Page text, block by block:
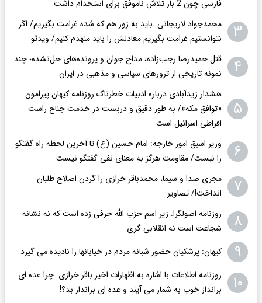
فارسی چون 2 بار تلاش ناموفق برای استخدام داشت
۳
محمدجواد لاریجانی: باید به زور هم که شده غرامت بگیریم/ اگر
نتوانستیم غرامت بگیریم معادلش را باید منهدم کنیم/ ویدئو
۴
قتل حمیدرضا رجب‌زاده، مداح جوان و پرونده‌های حل‌نشده؛ چند
نمونه تاریخی از ترورهای سیاسی و مذهبی در ایران
۵
هشدار زیدآبادی درباره ادبیات خطرناک روزنامه کیهان پیرامون
«توافق مکه»/ به طور دقیق و دربست در خدمت جناح راست
افراطی اسرائیل است
۶
وزیر اسبق امور خارجه: امام حسین (ع) تا آخرین لحظه راه گفتگو
را نبست/ مقاومت هرگز به معنای نفی گفتگو نیست
۷
مجری صدا و سیما، محمدباقر خرازی را گردن اصلاح طلبان
انداخت!/ تصاویر
۸
روزنامه اصولگرا: زیر اسم حزب الله حرفی زده است که نه نشانه
شجاعت است نه انقلابی گری
۹ کیهان: پزشکیان حضور شبانه مردم در خیابانها را نادیده می گیرد
۱۰
روزنامه اطلاعات با اشاره به اظهارات اخیر باقر خرازی: چرا عده ای
برانداز خوب به شمار می آیند و عده ای برانداز بد؟!